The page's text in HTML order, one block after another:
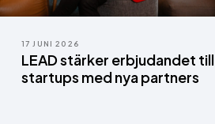
17 JUNI 2026
LEAD stärker erbjudandet till
startups med nya partners